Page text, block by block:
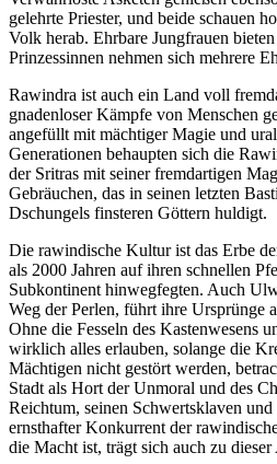
gelehrte Priester, und beide schauen
Volk herab. Ehrbare Jungfrauen
Prinzessinnen nehmen sich mehrere
Rawindra ist auch ein Land voll
gnadenloser Kämpfe von Menschen
angefüllt mit mächtiger Magie und
Generationen behaupten sich die
der Sritras mit seiner fremdartigen
Gebräuchen, das in seinen letzten
Dschungels finsteren Göttern huldigt.
Die rawindische Kultur ist das Erbe
als 2000 Jahren auf ihren schnellen
Subkontinent hinwegfegten. Auch
Weg der Perlen, führt ihre Ursprünge
Ohne die Fesseln des Kastenwesens
wirklich alles erlauben, solange die
Mächtigen nicht gestört werden,
Stadt als Hort der Unmoral und des
Reichtum, seinen Schwertsklaven
ernsthafter Konkurrent der
die Macht ist, trägt sich auch zu dieser